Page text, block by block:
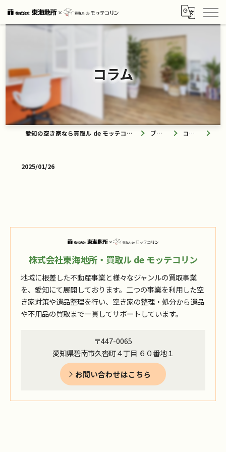
コラム
愛知の空き家なら買取ル de モッテコリン ブログ コラム
2025/01/26
株式会社東海地所・買取ル de モッテコリン
地域に根差した不動産事業と様々なジャンルの買取事業
を、愛知にて展開しております。二つの事業を利用した空
き家対策や遺品整理を行い、空き家の整理・処分から遺品
や不用品の買取まで一貫してサポートしています。
〒447-0065
愛知県碧南市久沓町４丁目 ６０番地１
お問い合わせはこちら